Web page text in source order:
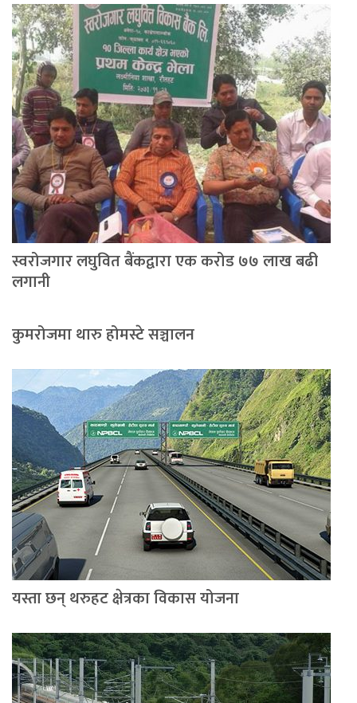
स्वरोजगार लघुवित बैंकद्वारा एक करोड ७७ लाख बढी
लगानी
कुमरोजमा थारु होमस्टे सञ्चालन
यस्ता छन् थरुहट क्षेत्रका विकास योजना